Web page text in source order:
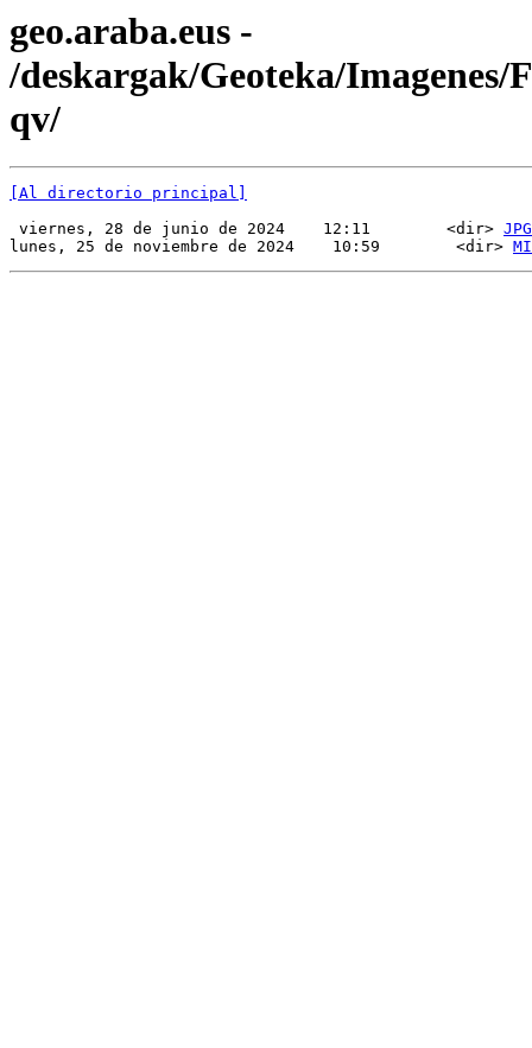
geo.araba.eus -
/deskargak/Geoteka/Imagenes/
qv/
[Al directorio principal]
viernes, 28 de junio de 2024    12:11        <dir> JPG
lunes, 25 de noviembre de 2024    10:59        <dir>